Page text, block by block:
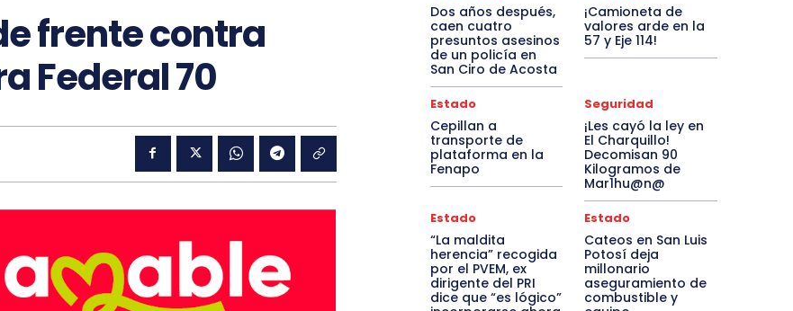
frente contra
Federal 70
Dos años después,
caen cuatro
presuntos asesinos
de un policía en
San Ciro de Acosta
¡Camioneta de
valores arde en la
57 y Eje 114!
Estado
Cepillan a
transporte de
plataforma en la
Fenapo
Seguridad
¡Les cayó la ley en
El Charquillo!
Decomisan 90
Kilogramos de
Mar1hu@n@
Estado
“La maldita
herencia” recogida
por el PVEM, ex
dirigente del PRI
dice que “es lógico”
Estado
Cateos en San Luis
Potosí deja
millonario
aseguramiento de
combustible y